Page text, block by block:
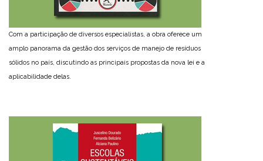
Com a participação de diversos especialistas, a obra oferece um
amplo panorama da gestão dos serviços de manejo de resíduos
sólidos no país, discutindo as principais propostas da nova lei e a
aplicabilidade delas.